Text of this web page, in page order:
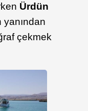
Ürdün
yanından
çekmek